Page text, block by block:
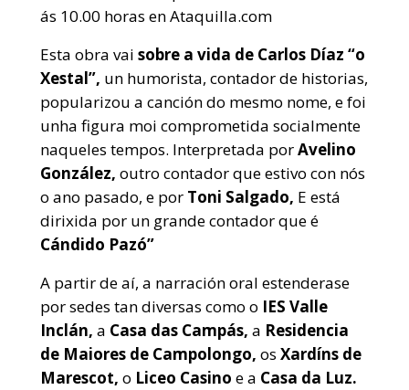
ás 10.00 horas en Ataquilla.com
Esta obra vai sobre a vida de Carlos Díaz “o
Xestal”, un humorista, contador de historias,
popularizou a canción do mesmo nome, e foi
unha figura moi comprometida socialmente
naqueles tempos. Interpretada porAvelino
González, outro contador que estivo con nós
o ano pasado, e por Toni Salgado, E está
dirixida por un grande contador que é
Cándido Pazó”
A partir de aí, a narración oral estenderase
por sedes tan diversas como o IES Valle
Inclán, a Casa das Campás, a Residencia
de Maiores de Campolongo, os Xardíns de
Marescot, o Liceo Casino e a Casa da Luz.